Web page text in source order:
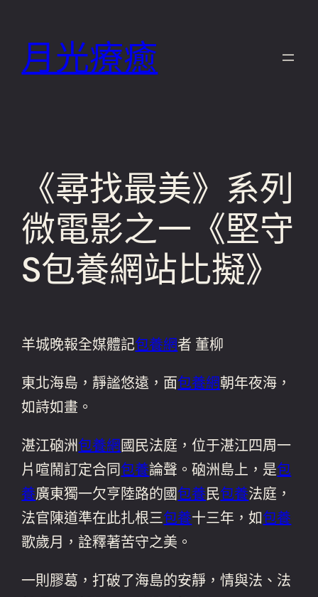
月光療癒
《尋找最美》系列
微電影之一《堅守
S包養網站比擬》
羊城晚報全媒體記包養網者 董柳
東北海島，靜謐悠遠，面包養網朝年夜海，
如詩如畫。
湛江硇洲包養網國民法庭，位于湛江四周一
片喧鬧訂定合同包養論聲。硇洲島上，是包
養廣東獨一欠亨陸路的國包養民包養法庭，
法官陳道準在此扎根三包養十三年，如包養
歌歲月，詮釋著苦守之美。
一則膠葛，打破了海島的安靜，情與法、法